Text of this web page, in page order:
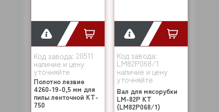
Код завода: 20511
наличие и цену
уточняйте
Полотно лезвие
4260-19-0,5 мм для
пилы ленточной KT-
750
Код завода:
LM82P068/1
наличие и цену
уточняйте
Вал для мясорубки
LM-82P KT
(LM82P068/1)